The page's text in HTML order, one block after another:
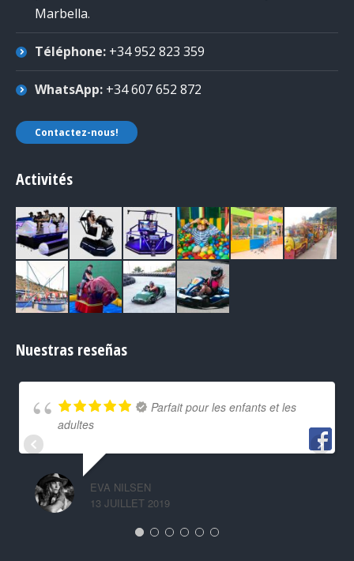
Marbella.
Téléphone: +34 952 823 359
WhatsApp: +34 607 652 872
Contactez-nous!
Activités
Nuestras reseñas
Parfait pour les enfants et les
adultes
EVA NILSEN
13 JUILLET 2019